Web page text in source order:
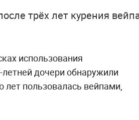
трёх лет курения
использования
летней дочери обнаружили
пользовалась вейпами,